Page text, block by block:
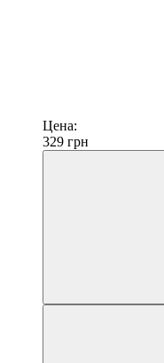
Цена:
329 грн